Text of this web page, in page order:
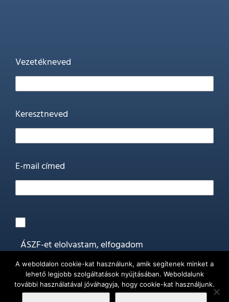
Vezetékneved
Keresztneved
E-mail címed
ÁSZF-et elolvastam, elfogadom
Általános szerződési feltételek
Ott leszek >>
A weboldalon cookie-kat használunk, amik segítenek minket a
lehető legjobb szolgáltatások nyújtásában. Weboldalunk
további használatával jóváhagyja, hogy cookie-kat használjunk.